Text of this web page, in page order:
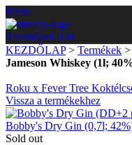
Menu
0 termékek 0 Ft
KEZDŐLAP> Termékek >
Jameson Whiskey (1l;
Roku x Fever Tree
Vissza a termékekhez
Bobby's Dry Gin (0,7l;
Sold out